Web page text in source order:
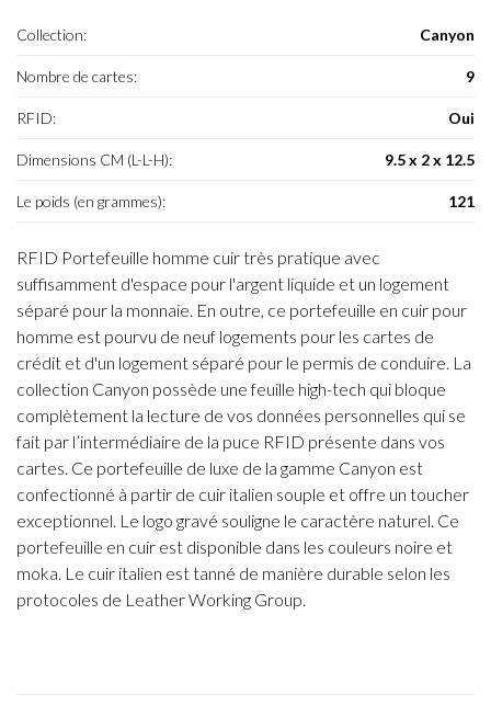
Collection: Canyon
Nombre de cartes: 9
RFID: Oui
Dimensions CM (L-L-H): 9.5 x 2 x 12.5
Le poids (en grammes): 121
RFID Portefeuille homme cuir très pratique avec
suffisamment d'espace pour l'argent liquide et un logement
séparé pour la monnaie. En outre, ce portefeuille en cuir pour
homme est pourvu de neuf logements pour les cartes de
crédit et d'un logement séparé pour le permis de conduire. La
collection Canyon possède une feuille high-tech qui bloque
complètement la lecture de vos données personnelles qui se
fait par l’intermédiaire de la puce RFID présente dans vos
cartes. Ce portefeuille de luxe de la gamme Canyon est
confectionné à partir de cuir italien souple et offre un toucher
exceptionnel. Le logo gravé souligne le caractère naturel. Ce
portefeuille en cuir est disponible dans les couleurs noire et
moka. Le cuir italien est tanné de manière durable selon les
protocoles de Leather Working Group.